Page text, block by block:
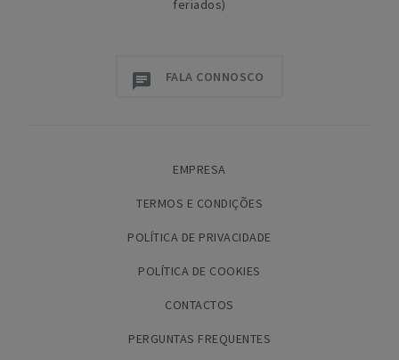
feriados)
FALA CONNOSCO
EMPRESA
TERMOS E CONDIÇÕES
POLÍTICA DE PRIVACIDADE
POLÍTICA DE COOKIES
CONTACTOS
PERGUNTAS FREQUENTES